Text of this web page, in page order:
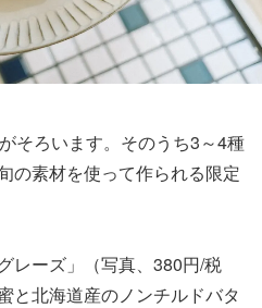
そろいます。そのうち3～4種
の素材を使って作られる限定
レーズ」（写真、380円/税
と北海道産のノンチルドバタ